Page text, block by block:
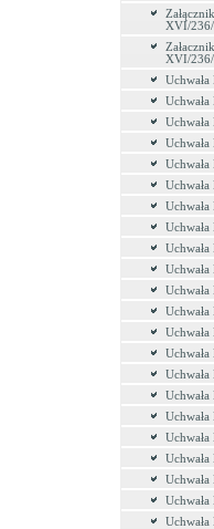
XVI/
XVI/